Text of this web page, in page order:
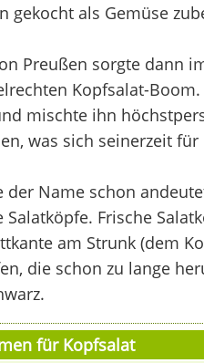
gekocht als Gemüse
Preußen sorgte dann
Kopfsalat-Boom.
mischte ihn
was sich seinerzeit
der Name schon
Frische
am Strunk (dem
die schon zu lange
für Kopfsalat